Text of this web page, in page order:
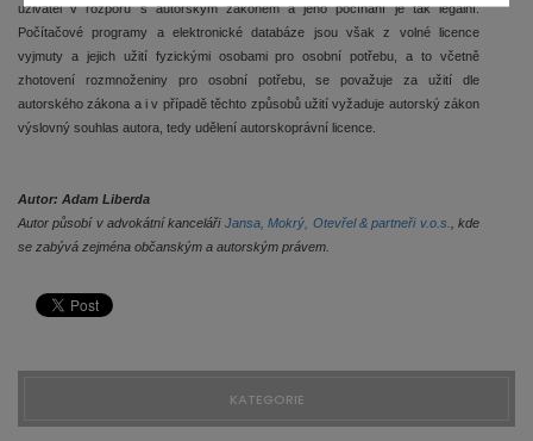
uživatel v rozporu s autorským zákonem a jeho počínání je tak legální.
Počítačové programy a elektronické databáze jsou však z volné licence
vyjmuty a jejich užití fyzickými osobami pro osobní potřebu, a to včetně
zhotovení rozmnoženiny pro osobní potřebu, se považuje za užití dle
autorského zákona a i v případě těchto způsobů užití vyžaduje autorský zákon
výslovný souhlas autora, tedy udělení autorskoprávní licence.
Autor: Adam Liberda
Autor působí v advokátní kanceláři Jansa, Mokrý, Otevřel & partneři v.o.s.
, kde
se zabývá zejména občanským a autorským právem.
KATEGORIE